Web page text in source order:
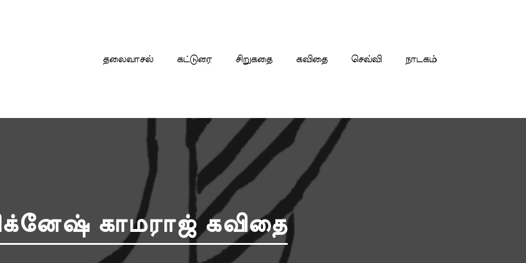
தலைவாசல் கட்டுரை சிறுகதை கவிதை செவ்வி நாடகம்
காமராஜ் கவிதை